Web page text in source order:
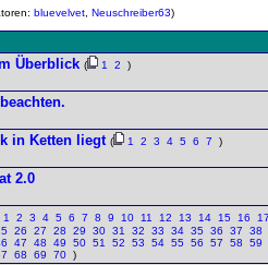
bluevelvet Neuschreiber63)
Überblick ( 1 2 )
in Ketten liegt ( 1 2 3 4 5 6 7 )
2.0
1 2 3 4 5 6 7 8 9 10 11 12 13 14 15 16
26 27 28 29 30 31 32 33 34 35 36 37
38
47 48 49 50 51 52 53 54 55 56 57 58
59
68 69 70 )